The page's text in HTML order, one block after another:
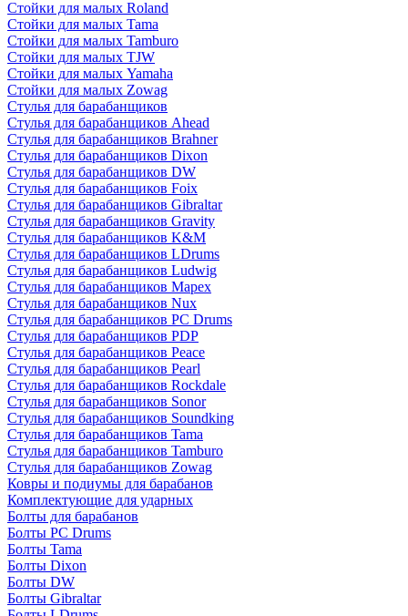
Стойки для малых Roland
Стойки для малых Tama
Стойки для малых Tamburo
Стойки для малых TJW
Стойки для малых Yamaha
Стойки для малых Zowag
Стулья для барабанщиков
Стулья для барабанщиков Ahead
Стулья для барабанщиков Brahner
Стулья для барабанщиков Dixon
Стулья для барабанщиков DW
Стулья для барабанщиков Foix
Стулья для барабанщиков Gibraltar
Стулья для барабанщиков Gravity
Стулья для барабанщиков K&M
Стулья для барабанщиков LDrums
Стулья для барабанщиков Ludwig
Стулья для барабанщиков Mapex
Стулья для барабанщиков Nux
Стулья для барабанщиков PC Drums
Стулья для барабанщиков PDP
Стулья для барабанщиков Peace
Стулья для барабанщиков Pearl
Стулья для барабанщиков Rockdale
Стулья для барабанщиков Sonor
Стулья для барабанщиков Soundking
Стулья для барабанщиков Tama
Стулья для барабанщиков Tamburo
Стулья для барабанщиков Zowag
Ковры и подиумы для барабанов
Комплектующие для ударных
Болты для барабанов
Болты PC Drums
Болты Tama
Болты Dixon
Болты DW
Болты Gibraltar